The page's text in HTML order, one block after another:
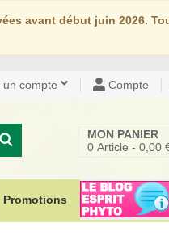
avant début juin 2026.
compte Compte
MON PANIER
0 Article - 0,00
Promotions